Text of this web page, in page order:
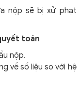
nộp sẽ bị xử phạt
toán
nộp.
về số liệu so với hệ